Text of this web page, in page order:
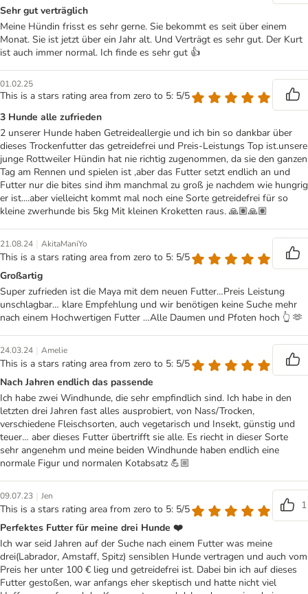
Sehr gut verträglich
Meine Hündin frisst es sehr gerne. Sie bekommt es seit über einem
Monat. Sie ist jetzt über ein Jahr alt. Und Verträgt es sehr gut. Der Kurt
ist auch immer normal. Ich finde es sehr gut 👍
01.02.25
This is a stars rating area from zero to 5: 5/5
3 Hunde alle zufrieden
2 unserer Hunde haben Getreideallergie und ich bin so dankbar über
dieses Trockenfutter das getreidefrei und Preis-Leistungs Top ist.unsere
junge Rottweiler Hündin hat nie richtig zugenommen, da sie den ganzen
Tag am Rennen und spielen ist ,aber das Futter setzt endlich an und
Futter nur die bites sind ihm manchmal zu groß je nachdem wie hungrig
er ist....aber vielleicht kommt mal noch eine Sorte getreidefrei für so
kleine zwerhunde bis 5kg Mit kleinen Kroketten raus. 🙏🏽🙏🏽
21.08.24 | AkitaManiYo
This is a stars rating area from zero to 5: 5/5
Großartig
Super zufrieden ist die Maya mit dem neuen Futter…Preis Leistung
unschlagbar… klare Empfehlung und wir benötigen keine Suche mehr
nach einem Hochwertigen Futter …Alle Daumen und Pfoten hoch 👆 🫶
24.03.24 | Amelie
This is a stars rating area from zero to 5: 5/5
Nach Jahren endlich das passende
Ich habe zwei Windhunde, die sehr empfindlich sind. Ich habe in den
letzten drei Jahren fast alles ausprobiert, von Nass/Trocken,
verschiedene Fleischsorten, auch vegetarisch und Insekt, günstig und
teuer… aber dieses Futter übertrifft sie alle. Es riecht in dieser Sorte
sehr angenehm und meine beiden Windhunde haben endlich eine
normale Figur und normalen Kotabsatz 💪🏼
09.07.23 | Jen
This is a stars rating area from zero to 5: 5/5
1
Perfektes Futter für meine drei Hunde ❤️
Ich war seid Jahren auf der Suche nach einem Futter was meine
drei(Labrador, Amstaff, Spitz) sensiblen Hunde vertragen und auch vom
Preis her unter 100 € lieg und getreidefrei ist. Dabei bin ich auf dieses
Futter gestoßen, war anfangs eher skeptisch und hatte nicht viel